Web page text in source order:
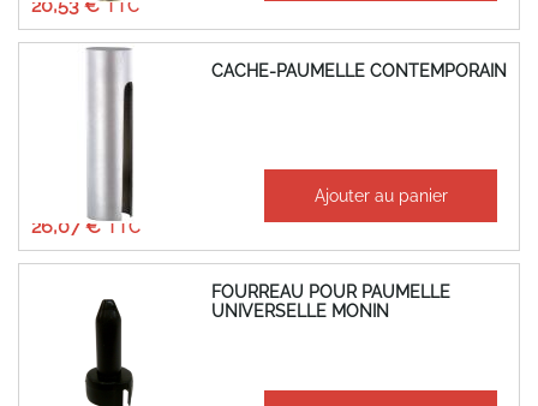
20,53 €
CACHE-PAUMELLE CONTEMPORAIN
26,07 €
Ajouter au panier
FOURREAU POUR PAUMELLE
UNIVERSELLE MONIN